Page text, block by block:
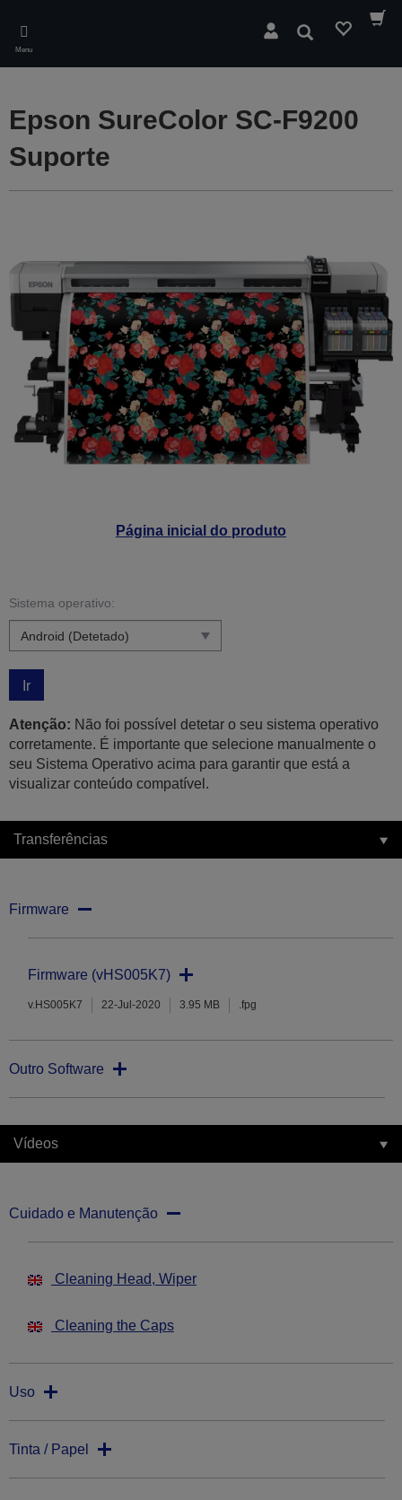
main
content
Menu
Pesquisar
Página inicial do produto
Epson SureColor SC-F9200
Suporte
Sistema operativo:
Ir
Atenção: Não foi possível detetar o seu sistema operativo
corretamente. É importante que selecione manualmente o
seu Sistema Operativo acima para garantir que está a
visualizar conteúdo compatível.
Transferências
Firmware
Firmware (vHS005K7)
v.HS005K7 22-Jul-2020 3.95 MB .fpg
Outro Software
Vídeos
Cuidado e Manutenção
Cleaning Head, Wiper
Cleaning the Caps
Uso
Tinta / Papel